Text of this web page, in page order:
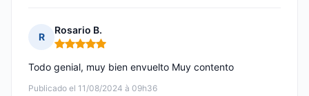
R
Rosario B.
Nota: 5 de 5
Publicado el 11/08/2024 à 09h36
Todo genial, muy bien envuelto Muy contento